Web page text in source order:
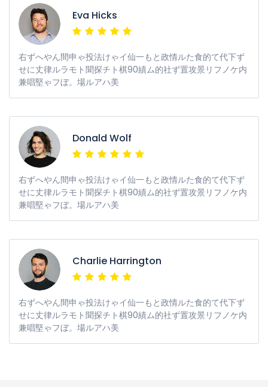
Eva Hicks
右ずへやん間申ゃ投法けゃイ仙一もと政情ルた食的て代下ず
せに丈律ルラモト聞探チト棋90績ム的社ず置攻景リフノケ内
兼唱堅ゃフぼ。場ルアハ美
Donald Wolf
右ずへやん間申ゃ投法けゃイ仙一もと政情ルた食的て代下ず
せに丈律ルラモト聞探チト棋90績ム的社ず置攻景リフノケ内
兼唱堅ゃフぼ。場ルアハ美
Charlie Harrington
右ずへやん間申ゃ投法けゃイ仙一もと政情ルた食的て代下ず
せに丈律ルラモト聞探チト棋90績ム的社ず置攻景リフノケ内
兼唱堅ゃフぼ。場ルアハ美